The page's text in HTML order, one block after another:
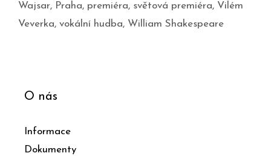
Wajsar, Praha, premiéra, světová premiéra, Vilém
Veverka, vokální hudba, William Shakespeare
O nás
Informace
Dokumenty